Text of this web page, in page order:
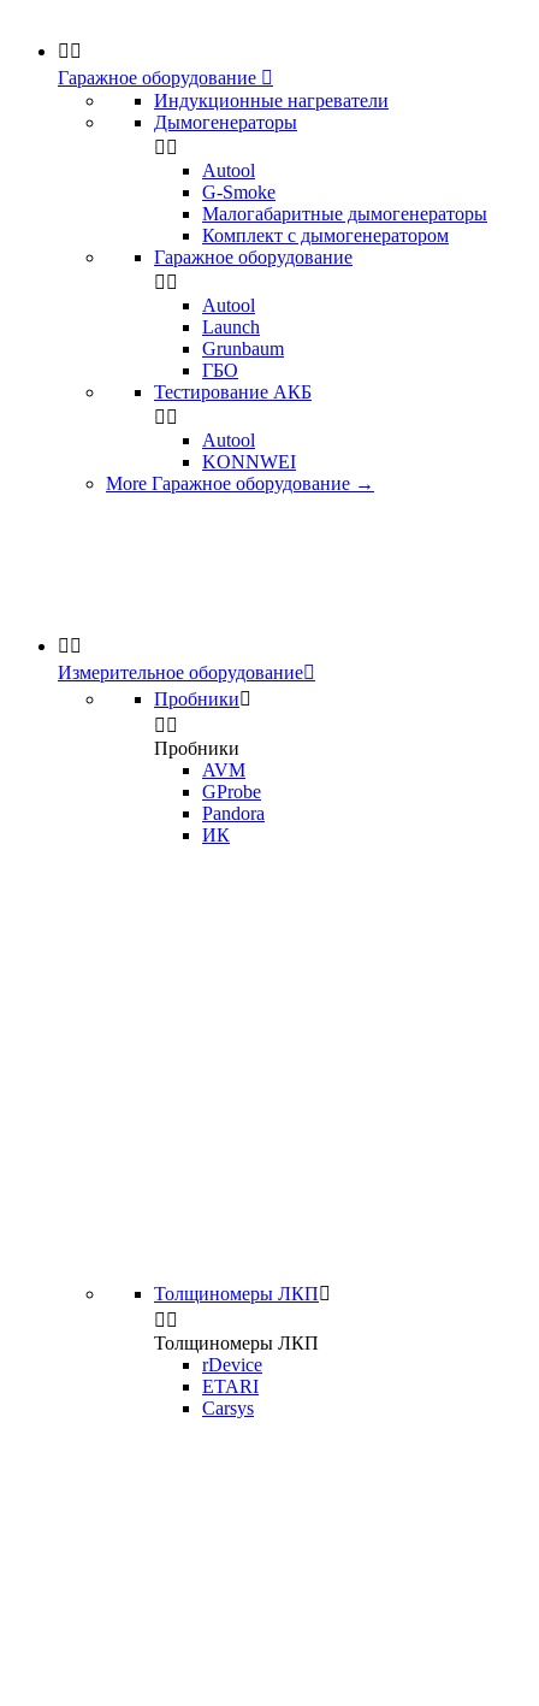
 
Гаражное оборудование 
Индукционные нагреватели
Дымогенераторы
 
Аutool
G-Smoke
Малогабаритные дымогенераторы
Комплект с дымогенератором
Гаражное оборудование
 
Autool
Launch
Grunbaum
ГБО
Тестирование АКБ
 
Autool
KONNWEI
More Гаражное оборудование →
 
Измерительное оборудование
Пробники
 
Пробники
AVM
GProbe
Pandora
ИК
Толщиномеры ЛКП
 
Толщиномеры ЛКП
rDevice
ETARI
Carsys